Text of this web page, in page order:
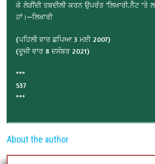
ਕੇ ਲੋੜੀਂਦੀ ਤਬਦੀਲੀ ਕਰਨ ਉਪਰੰਤ ’ਲਿਖਾਰੀ.ਨੈੱਟ ‘ਤੇ
ਹਾਂ।—ਲਿਖਾਰੀ
(ਪਹਿਲੀ ਵਾਰ ਛਪਿਆ 3 ਮਈ 2007)
(ਦੂਜੀ ਵਾਰ 8 ਦਸੰਬਰ 2021)
***
537
***
About the author